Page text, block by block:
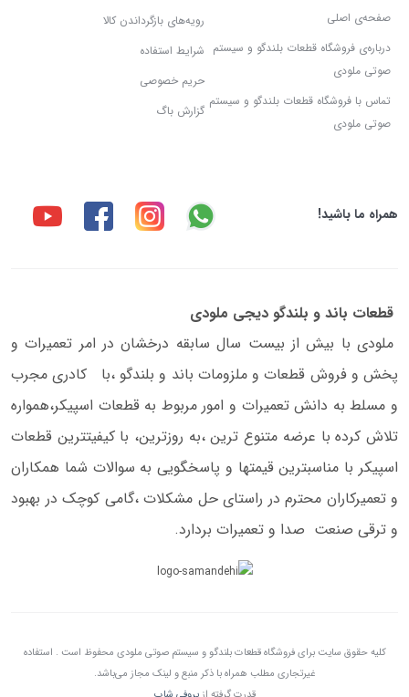
صفحه‌ی اصلی
درباره‌ی فروشگاه قطعات بلندگو و سیستم
صوتی ملودی
تماس با فروشگاه قطعات بلندگو و سیستم
صوتی ملودی
رویه‌های بازگرداندن کالا
شرایط استفاده
حریم خصوصی
گزارش باگ
همراه ما باشید!
قطعات باند و بلندگو دیجی ملودی
ملودی با بیش از بیست سال سابقه درخشان در امر تعمیرات و
پخش و فروش قطعات و ملزومات باند و بلندگو ،با کادری مجرب
و مسلط به دانش تعمیرات و امور مربوط به قطعات اسپیکر،همواره
تلاش کرده با عرضه متنوع ترین ،به روزترین، با کیفیتترین قطعات
اسپیکر با مناسبترین قیمتها و پاسخگویی به سوالات شما همکاران
و تعمیرکاران محترم در راستای حل مشکلات ،گامی کوچک در بهبود
و ترقی صنعت صدا و تعمیرات بردارد.
کلیه حقوق سایت برای فروشگاه قطعات بلندگو و سیستم صوتی ملودی محفوظ است . استفاده
غیرتجاری مطلب همراه با ذکر منبع و لینک مجاز می‌باشد.